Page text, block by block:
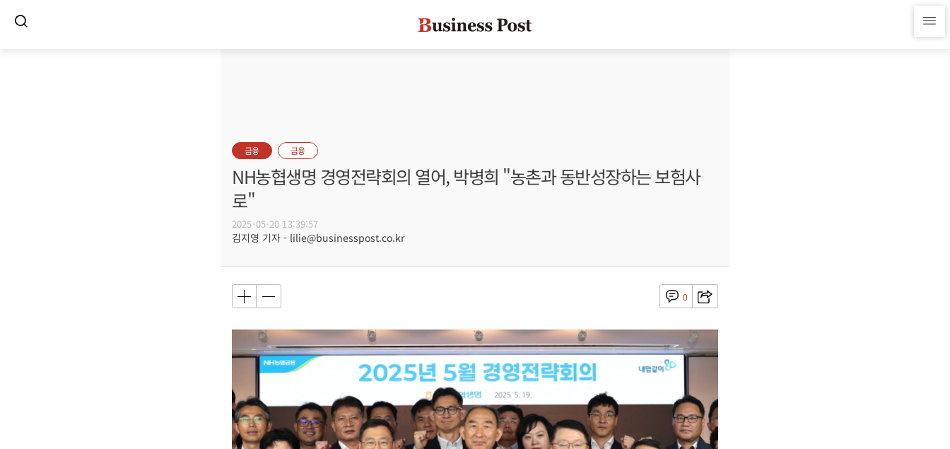
금융 금융
NH농협생명 경영전략회의 열어, 박병희 "농촌과 동반성장하는 보험사
로"
2025-05-20 13:39:57
김지영 기자 - lilie@businesspost.co.kr
0